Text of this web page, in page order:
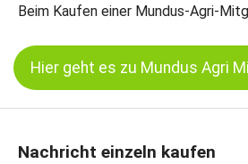
Beim Kaufen einer Mundus-Agri-
Hier geht es zu Mundus Agri
Nachricht einzeln kaufen